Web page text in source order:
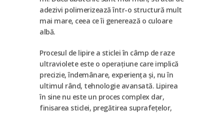
adezivi polimerizează într-o structură mult
mai mare, ceea ce îi generează o culoare
albă.
Procesul de lipire a sticlei în câmp de raze
ultraviolete este o operațiune care implică
precizie, îndemânare, experiența și, nu în
ultimul rând, tehnologie avansată. Lipirea
în sine nu este un proces complex dar,
finisarea sticlei, pregătirea suprafețelor,